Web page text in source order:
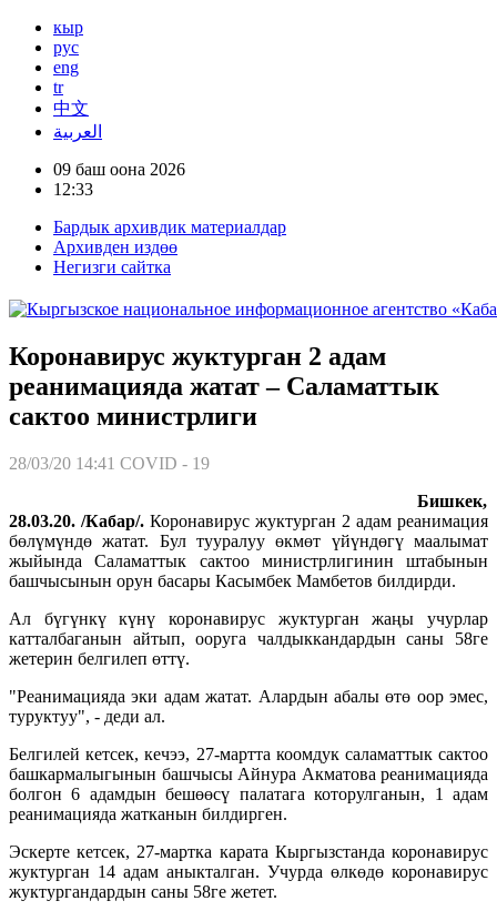
кыр
рус
eng
tr
中文
العربية
09 баш оона 2026
12:33
Бардык архивдик материалдар
Архивден издөө
Негизги сайтка
Коронавирус жуктурган 2 адам
реанимацияда жатат – Саламаттык
сактоо министрлиги
28/03/20 14:41 COVID - 19
Бишкек,
28.03.20. /Кабар/. Коронавирус жуктурган 2 адам реанимация
бөлүмүндө жатат. Бул тууралуу өкмөт үйүндөгү маалымат
жыйында Саламаттык сактоо министрлигинин штабынын
башчысынын орун басары Касымбек Мамбетов билдирди.
Ал бүгүнкү күнү коронавирус жуктурган жаңы учурлар
катталбаганын айтып, ооруга чалдыккандардын саны 58ге
жетерин белгилеп өттү.
"Реанимацияда эки адам жатат. Алардын абалы өтө оор эмес,
туруктуу", - деди ал.
Белгилей кетсек, кечээ, 27-мартта коомдук саламаттык сактоо
башкармалыгынын башчысы Айнура Акматова реанимацияда
болгон 6 адамдын бешөөсү палатага которулганын, 1 адам
реанимацияда жатканын билдирген.
Эскерте кетсек, 27-мартка карата Кыргызстанда коронавирус
жуктурган 14 адам аныкталган. Учурда өлкөдө коронавирус
жуктургандардын саны 58ге жетет.